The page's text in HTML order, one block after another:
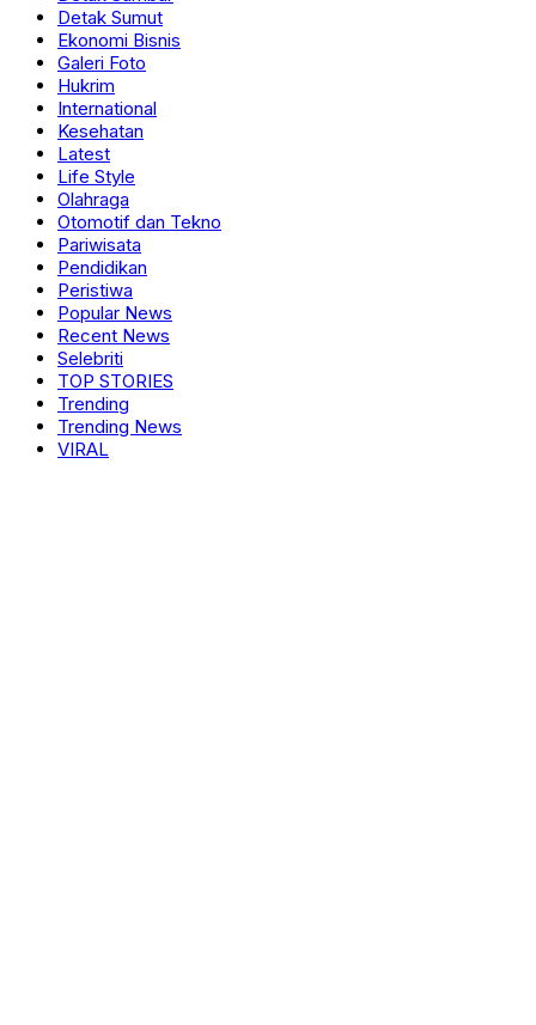
Detak Sumut
Ekonomi Bisnis
Galeri Foto
Hukrim
International
Kesehatan
Latest
Life Style
Olahraga
Otomotif dan Tekno
Pariwisata
Pendidikan
Peristiwa
Popular News
Recent News
Selebriti
TOP STORIES
Trending
Trending News
VIRAL